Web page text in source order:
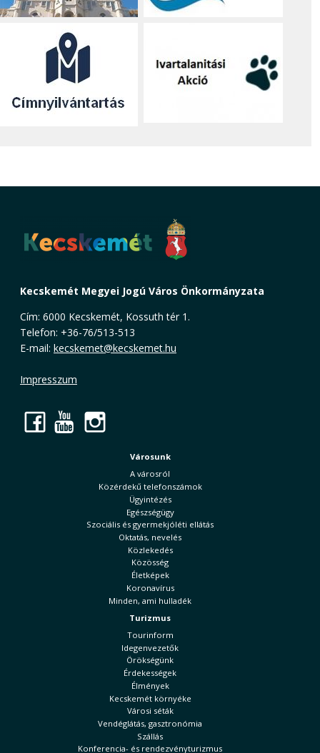
Kecskemét Megyei Jogú Város Önkormányzata
Cím: 6000 Kecskemét, Kossuth tér 1.
Telefon: +36-76/513-513
E-mail: kecskemet@kecskemet.hu
Impresszum
Facebook
YouTube
Városunk
A városról
Közérdekű telefonszámok
Ügyintézés
Egészségügy
Szociális és gyermekjóléti ellátás
Oktatás, nevelés
Közlekedés
Közösség
Életképek
Koronavírus
Minden, ami hulladék
Turizmus
Tourinform
Idegenvezetők
Örökségünk
Érdekességek
Élmények
Kecskemét környéke
Városi séták
Vendéglátás, gasztronómia
Szállás
Konferencia- és rendezvényturizmus